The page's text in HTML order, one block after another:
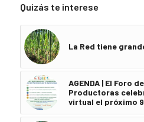
Quizás te interese
La Red tiene
AGENDA | El Foro
Productoras
virtual el próximo